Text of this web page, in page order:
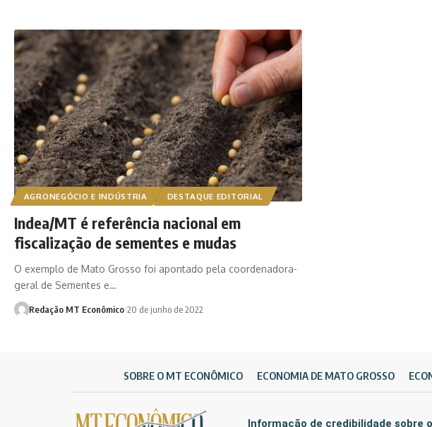
AGRONEGÓCIO E INDÚSTRIA DESTAQUE EDITORIAL
Indea/MT é referência nacional em
fiscalização de sementes e mudas
O exemplo de Mato Grosso foi apontado pela coordenadora-
geral de Sementes e…
Redação MT Econômico 20 de junho de 2022
SOBRE O MT ECONÔMICO ECONOMIA DE MATO GROSSO
Informação de credibilidade sobre